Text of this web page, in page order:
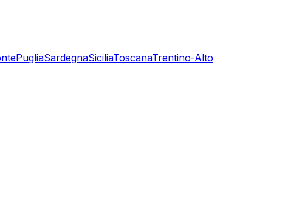
PugliaSardegnaSiciliaToscanaTrentino-Alto